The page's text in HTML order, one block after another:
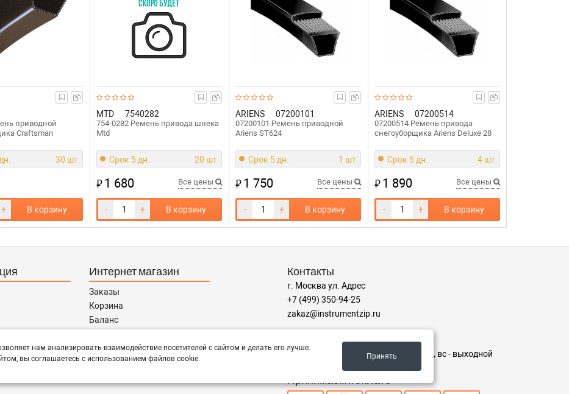
приводной
Craftsman
30 шт.
+ В корзину
MTD 7540282
754-0282 Ремень привода шнека
Mtd
Срок 5 дн. 20 шт.
₽1 680 Все цены
- + В корзину
ARIENS 07200101
07200101 Ремень приводной
Ariens ST624
Срок 5 дн. 1 шт.
₽1 750 Все цены
- + В корзину
ARIENS 07200514
07200514 Ремень привода
снегоуборщика Ariens Deluxe 28
Срок 5 дн. 4 шт.
₽1 890 Все цены
- + В корзину
Интернет магазин
Заказы
Корзина
Баланс
Каталог брендов
Запчасти по Маркам
Контакты
г. Москва ул. Адрес
+7 (499) 350-94-25
zakaz@instrumentzip.ru
Режим работы
пн-пт с 9:00 до 18:00, сб 9:00 до 16:00, вс - выходной
нам анализировать взаимодействие посетителей с сайтом и делать его лучше.
вы соглашаетесь с использованием файлов cookie.
Принять